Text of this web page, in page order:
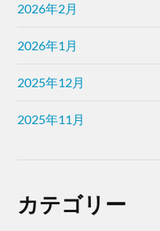
2026年2月
2026年1月
2025年12月
2025年11月
カテゴリー